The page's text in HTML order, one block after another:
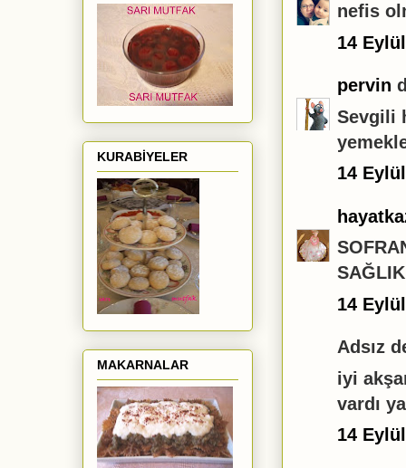
nefis
14
pervin
Sevgili
14
14
Adsız
iyi
vardı
14
KURABİYELER
MAKARNALAR